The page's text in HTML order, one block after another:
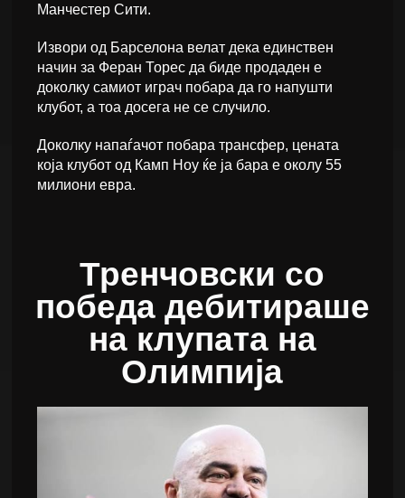
Манчестер Сити.
Извори од Барселона велат дека единствен
начин за Феран Торес да биде продаден е
доколку самиот играч побара да го напушти
клубот, а тоа досега не се случило.
Доколку напаѓачот побара трансфер, цената
која клубот од Камп Ноу ќе ја бара е околу 55
милиони евра.
Тренчовски со
победа дебитираше
на клупата на
Олимпија